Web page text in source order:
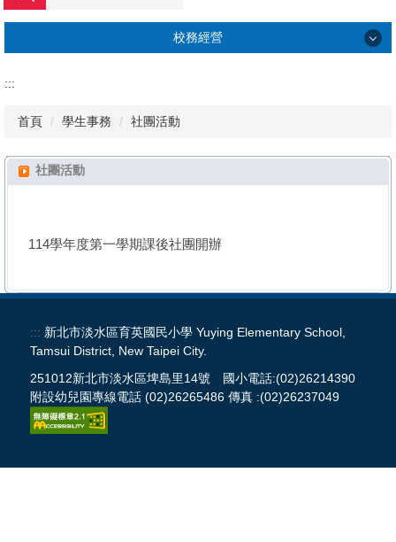
校務經營
公務服務
課程專區
育英附幼
成果專區
70週年校慶系列活動專區
親師交流
各處室申請表件下載
校外人士協助教學專區
:::
首頁 學生事務 社團活動
社團活動
114學年度第一學期課後社團開辦
::: 新北市淡水區育英國民小學 Yuying Elementary School,
Tamsui District, New Taipei City.
251012新北市淡水區埤島里14號 國小電話:(02)26214390
附設幼兒園專線電話 (02)26265486 傳真 :(02)26237049